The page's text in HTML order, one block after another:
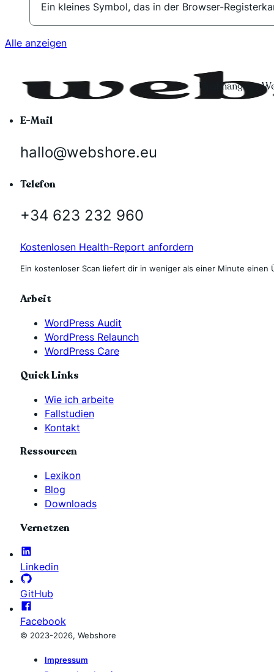
Ein kleines Symbol, das in der Browser-
Alle anzeigen
Unabhängiger
E-Mail
hallo@webshore.eu
Telefon
+34 623 232 960
Kostenlosen Health-Report anfordern
Ein kostenloser Scan liefert dir in weniger als einer Minute einen
Arbeit
WordPress Audit
WordPress Relaunch
WordPress Care
Quick Links
Wie ich arbeite
Fallstudien
Kontakt
Ressourcen
Lexikon
Blog
Downloads
Vernetzen
Linkedin
GitHub
Facebook
© 2023-2026, Webshore
Impressum